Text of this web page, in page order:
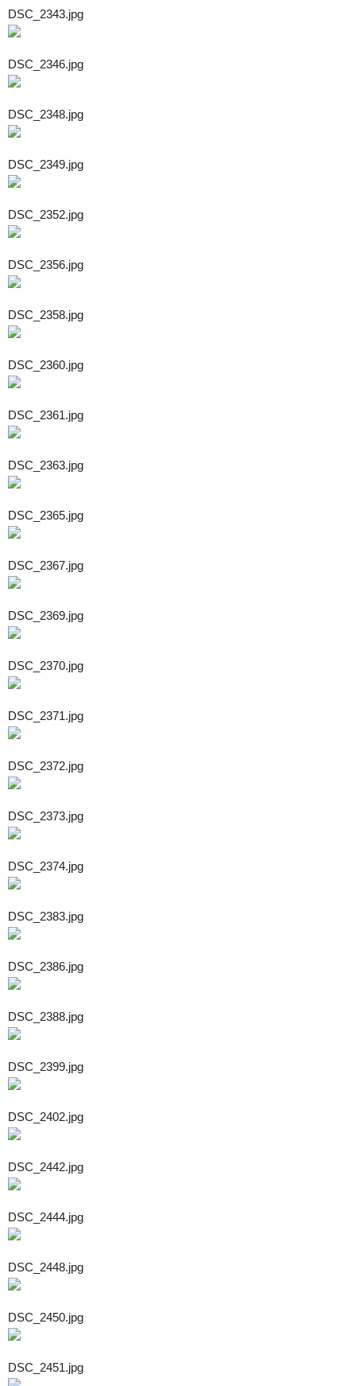
DSC_2343.jpg
DSC_2346.jpg
DSC_2348.jpg
DSC_2349.jpg
DSC_2352.jpg
DSC_2356.jpg
DSC_2358.jpg
DSC_2360.jpg
DSC_2361.jpg
DSC_2363.jpg
DSC_2365.jpg
DSC_2367.jpg
DSC_2369.jpg
DSC_2370.jpg
DSC_2371.jpg
DSC_2372.jpg
DSC_2373.jpg
DSC_2374.jpg
DSC_2383.jpg
DSC_2386.jpg
DSC_2388.jpg
DSC_2399.jpg
DSC_2402.jpg
DSC_2442.jpg
DSC_2444.jpg
DSC_2448.jpg
DSC_2450.jpg
DSC_2451.jpg